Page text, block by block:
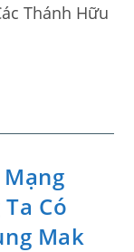
Thánh Hữu
Có
Mak